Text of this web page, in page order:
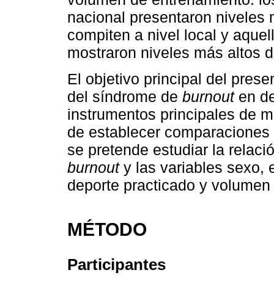
nacional presentaron niveles
compiten a nivel local y
mostraron niveles más altos
El objetivo principal del
del síndrome de burnouten
instrumentos principales de
de establecer
se pretende estudiar la
burnouty las variables sexo,
deporte practicado y
MÉTODO
Participantes